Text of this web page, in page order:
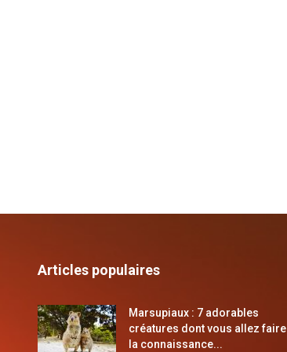
Articles populaires
Marsupiaux : 7 adorables
créatures dont vous allez faire
la connaissance...